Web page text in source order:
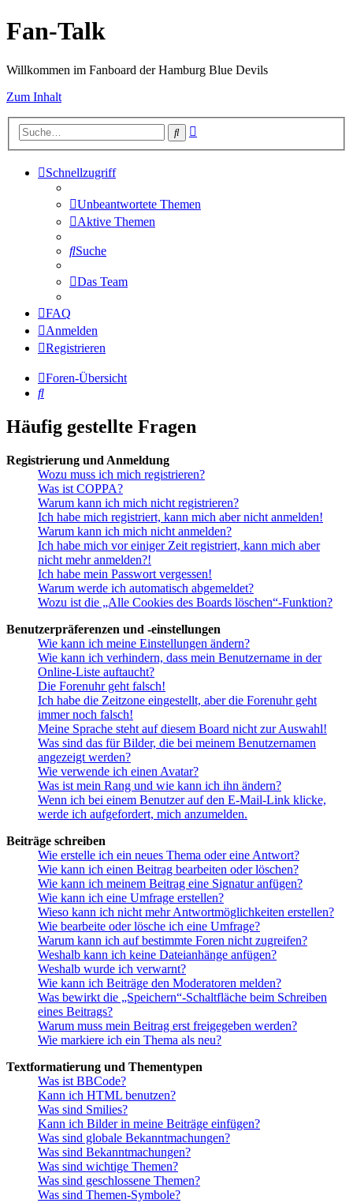
Fan-Talk
Willkommen im Fanboard der Hamburg Blue Devils
Zum Inhalt
Suche
Schnellzugriff
Unbeantwortete Themen
Aktive Themen
Suche
Das Team
FAQ
Anmelden
Registrieren
Foren-Übersicht
Suche
Häufig gestellte Fragen
Registrierung und Anmeldung
Wozu muss ich mich registrieren?
Was ist COPPA?
Warum kann ich mich nicht registrieren?
Ich habe mich registriert, kann mich aber nicht anmelden!
Warum kann ich mich nicht anmelden?
Ich habe mich vor einiger Zeit registriert, kann mich aber
nicht mehr anmelden?!
Ich habe mein Passwort vergessen!
Warum werde ich automatisch abgemeldet?
Wozu ist die „Alle Cookies des Boards löschen“-Funktion?
Benutzerpräferenzen und -einstellungen
Wie kann ich meine Einstellungen ändern?
Wie kann ich verhindern, dass mein Benutzername in der
Online-Liste auftaucht?
Die Forenuhr geht falsch!
Ich habe die Zeitzone eingestellt, aber die Forenuhr geht
immer noch falsch!
Meine Sprache steht auf diesem Board nicht zur Auswahl!
Was sind das für Bilder, die bei meinem Benutzernamen
angezeigt werden?
Wie verwende ich einen Avatar?
Was ist mein Rang und wie kann ich ihn ändern?
Wenn ich bei einem Benutzer auf den E-Mail-Link klicke,
werde ich aufgefordert, mich anzumelden.
Beiträge schreiben
Wie erstelle ich ein neues Thema oder eine Antwort?
Wie kann ich einen Beitrag bearbeiten oder löschen?
Wie kann ich meinem Beitrag eine Signatur anfügen?
Wie kann ich eine Umfrage erstellen?
Wieso kann ich nicht mehr Antwortmöglichkeiten erstellen?
Wie bearbeite oder lösche ich eine Umfrage?
Warum kann ich auf bestimmte Foren nicht zugreifen?
Weshalb kann ich keine Dateianhänge anfügen?
Weshalb wurde ich verwarnt?
Wie kann ich Beiträge den Moderatoren melden?
Was bewirkt die „Speichern“-Schaltfläche beim Schreiben
eines Beitrags?
Warum muss mein Beitrag erst freigegeben werden?
Wie markiere ich ein Thema als neu?
Textformatierung und Thementypen
Was ist BBCode?
Kann ich HTML benutzen?
Was sind Smilies?
Kann ich Bilder in meine Beiträge einfügen?
Was sind globale Bekanntmachungen?
Was sind Bekanntmachungen?
Was sind wichtige Themen?
Was sind geschlossene Themen?
Was sind Themen-Symbole?